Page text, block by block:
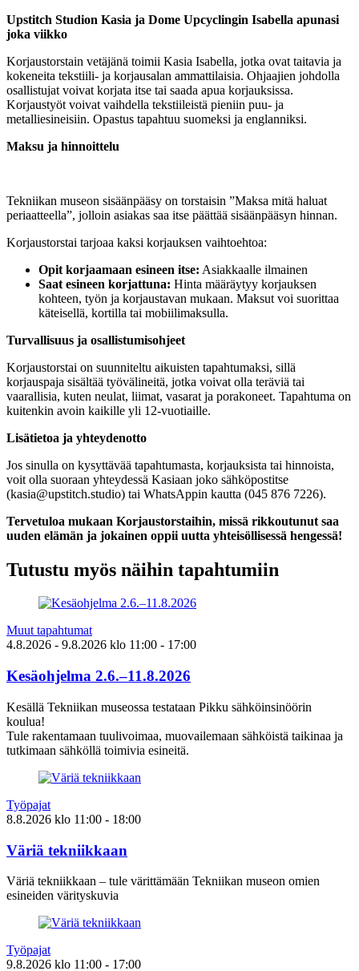
Upstitch Studion Kasia ja Dome Upcyclingin Isabella apunasi
joka viikko
Korjaustorstain vetäjänä toimii Kasia Isabella, jotka ovat taitavia ja
kokeneita tekstiili- ja korjausalan ammattilaisia. Ohjaajien johdolla
osallistujat voivat korjata itse tai saada apua korjauksissa.
Korjaustyöt voivat vaihdella tekstiileistä pieniin puu- ja
metalliesineisiin. Opastus tapahtuu suomeksi ja englanniksi.
Maksu ja hinnoittelu
Tekniikan museon sisäänpääsy on torstaisin ”Maksa mitä haluat
periaatteella”, jolloin asiakas saa itse päättää sisäänpääsyn hinnan.
Korjaustorstai tarjoaa kaksi korjauksen vaihtoehtoa:
Opit korjaamaan esineen itse: Asiakkaalle ilmainen
Saat esineen korjattuna: Hinta määräytyy korjauksen
kohteen, työn ja korjaustavan mukaan. Maksut voi suorittaa
käteisellä, kortilla tai mobiilimaksulla.
Turvallisuus ja osallistumisohjeet
Korjaustorstai on suunniteltu aikuisten tapahtumaksi, sillä
korjauspaja sisältää työvälineitä, jotka voivat olla teräviä tai
vaarallisia, kuten neulat, liimat, vasarat ja porakoneet. Tapahtuma on
kuitenkin avoin kaikille yli 12-vuotiaille.
Lisätietoa ja yhteydenotto
Jos sinulla on kysyttävää tapahtumasta, korjauksista tai hinnoista,
voit olla suoraan yhteydessä Kasiaan joko sähköpostitse
(kasia@upstitch.studio) tai WhatsAppin kautta (045 876 7226).
Tervetuloa mukaan Korjaustorstaihin, missä rikkoutunut saa
uuden elämän ja jokainen oppii uutta yhteisöllisessä hengessä!
Tutustu myös näihin tapahtumiin
Muut tapahtumat
4.8.2026 - 9.8.2026 klo 11:00 - 17:00
Kesäohjelma 2.6.–11.8.2026
Kesällä Tekniikan museossa testataan Pikku sähköinsinöörin
koulua!
Tule rakentamaan tuulivoimaa, muovailemaan sähköistä taikinaa ja
tutkimaan sähköllä toimivia esineitä.
Työpajat
8.8.2026 klo 11:00 - 18:00
Väriä tekniikkaan
Väriä tekniikkaan – tule värittämään Tekniikan museon omien
esineiden värityskuvia
Työpajat
9.8.2026 klo 11:00 - 17:00